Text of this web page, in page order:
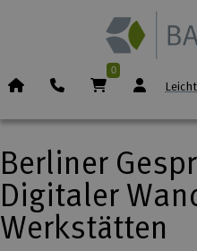
Startseite (Icon)
Telefon Warenkorb
0
Berliner
Digitaler
Werkstätten